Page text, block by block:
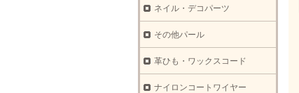
ネイル・デコパーツ
その他パール
革ひも・ワックスコード
ナイロンコートワイヤー